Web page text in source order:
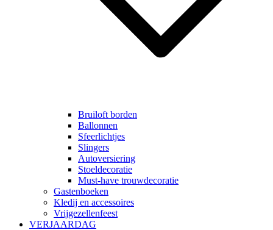
Bruiloft borden
Ballonnen
Sfeerlichtjes
Slingers
Autoversiering
Stoeldecoratie
Must-have trouwdecoratie
Gastenboeken
Kledij en accessoires
Vrijgezellenfeest
VERJAARDAG